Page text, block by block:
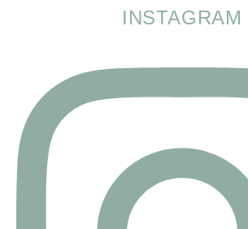
INSTAGRAM